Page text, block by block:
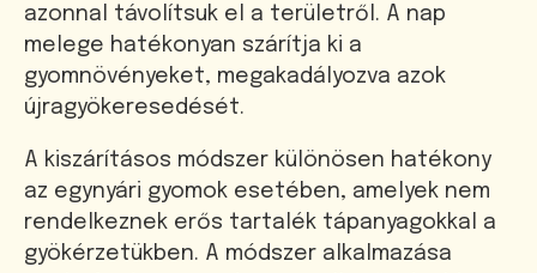
azonnal távolítsuk el a területről. A nap
melege hatékonyan szárítja ki a
gyomnövényeket, megakadályozva azok
újragyökeresedését.
A kiszárításos módszer különösen hatékony
az egynyári gyomok esetében, amelyek nem
rendelkeznek erős tartalék tápanyagokkal a
gyökérzetükben. A módszer alkalmazása